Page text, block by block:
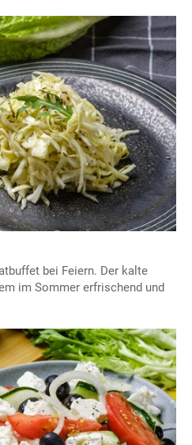
bei Feiern. Der kalte
im Sommer erfrischend und